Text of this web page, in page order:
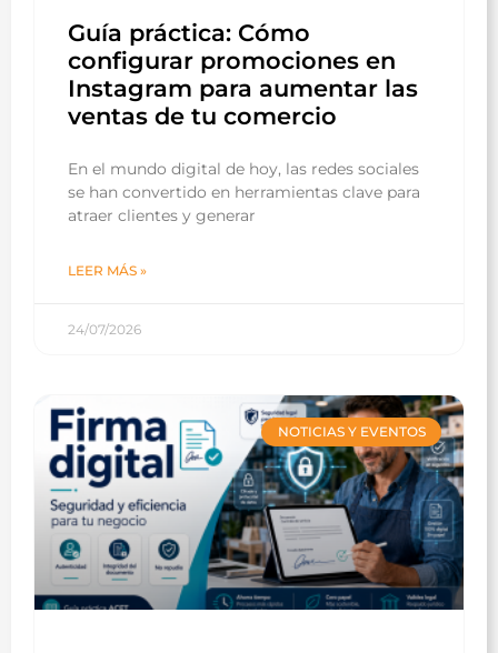
Guía práctica: Cómo
configurar promociones en
Instagram para aumentar las
ventas de tu comercio
En el mundo digital de hoy, las redes sociales
se han convertido en herramientas clave para
atraer clientes y generar
LEER MÁS »
24/07/2026
NOTICIAS Y EVENTOS